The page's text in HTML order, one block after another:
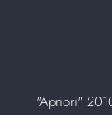
"Apriori"